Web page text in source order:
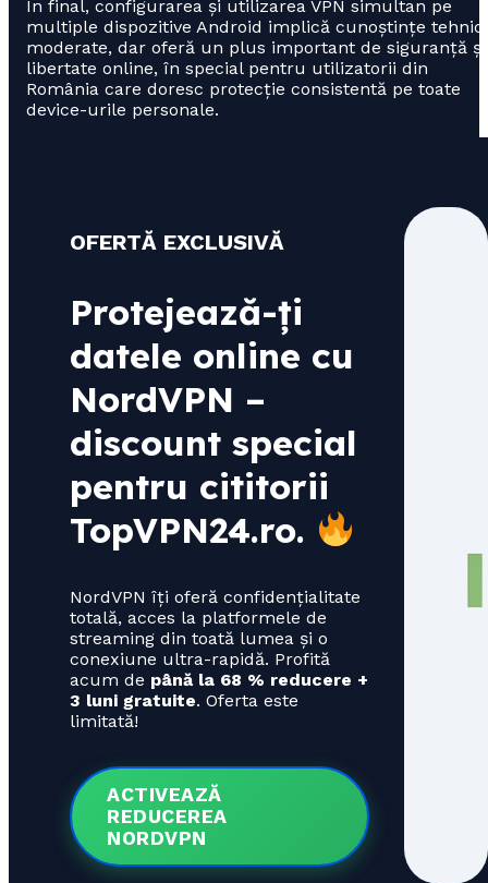
În final, configurarea și utilizarea VPN simultan pe
multiple dispozitive Android implică cunoștințe
moderate, dar oferă un plus important de siguranță și
libertate online, în special pentru utilizatorii din
România care doresc protecție consistentă pe toate
device-urile personale.
OFERTĂ EXCLUSIVĂ
Protejează-ți
datele online cu
NordVPN –
discount special
pentru cititorii
TopVPN24.ro.
NordVPN îți oferă confidențialitate
totală, acces la platformele de
streaming din toată lumea și o
conexiune ultra-rapidă. Profită
acum de până la 68 % reducere +
3 luni gratuite. Oferta este
limitată!
ACTIVEAZĂ
REDUCEREA
NORDVPN